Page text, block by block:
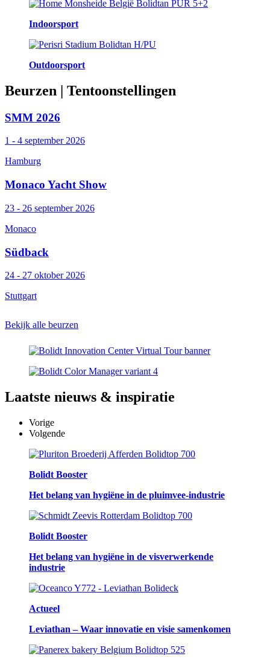
Indoorsport
Outdoorsport
Beurzen | Tentoonstellingen
SMM 2026
1 - 4 september 2026
Hamburg
Monaco Yacht Show
23 - 26 september 2026
Monaco
Südback
24 - 27 oktober 2026
Stuttgart
Bekijk alle beurzen
Laatste nieuws & inspiratie
Vorige
Volgende
Bolidt Booster
Het belang van hygiëne in de pluimvee-industrie
Bolidt Booster
Het belang van hygiëne in de visverwerkende
industrie
Actueel
Leviathan – Waar innovatie en visie samenkomen